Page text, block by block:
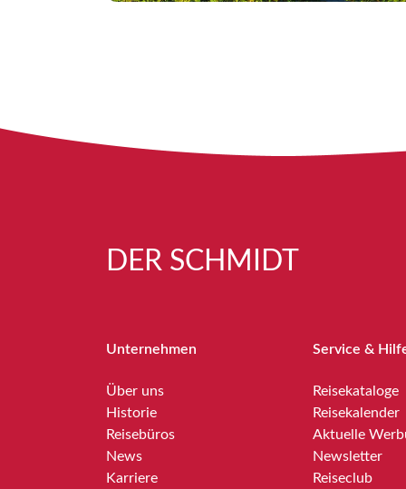
DER SCHMIDT
Unternehmen
Über uns
Historie
Reisebüros
News
Karriere
Service &
Reisekataloge
Reisekalender
Aktuelle
Newsletter
Reiseclub